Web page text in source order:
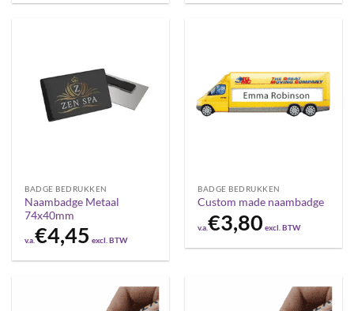
BADGE BEDRUKKEN
Naambadge Metaal
74x40mm
v.a.€4,45 excl. BTW
BADGE BEDRUKKEN
Custom made naambadge
v.a.€3,80 excl. BTW